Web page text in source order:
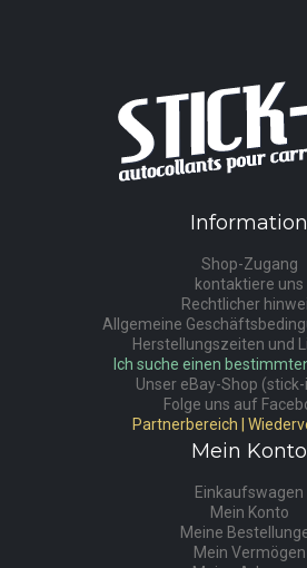
Information
Shop-Zugang
kontaktiere uns
Rechtlicher
Allgemeine
Herstellungszeiten und
Ich suche einen
Unser eBay-Shop
Folge uns auf
Partnerbereich |
Mein Konto
Einkaufswagen
Mein Konto
Meine
Mein Vermögen